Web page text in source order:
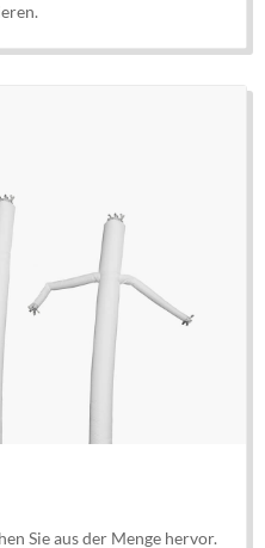
Sie aus der Menge hervor.